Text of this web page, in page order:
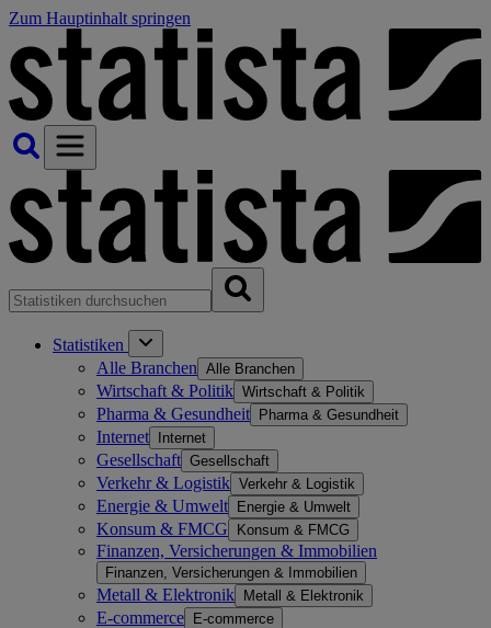
Zum Hauptinhalt springen
Statistiken
Alle Branchen Alle Branchen
Wirtschaft & Politik Wirtschaft & Politik
Pharma & Gesundheit Pharma & Gesundheit
Internet Internet
Gesellschaft Gesellschaft
Verkehr & Logistik Verkehr & Logistik
Energie & Umwelt Energie & Umwelt
Konsum & FMCG Konsum & FMCG
Finanzen, Versicherungen & Immobilien
Finanzen, Versicherungen & Immobilien
Metall & Elektronik Metall & Elektronik
E-commerce E-commerce